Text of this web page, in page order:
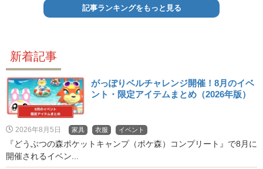
記事ランキングをもっと見る
新着記事
がっぽりベルチャレンジ開催！8月のイベ
ント・限定アイテムまとめ（2026年版）
2026年8月5日 家具 衣服 イベント
『どうぶつの森ポケットキャンプ（ポケ森）コンプリート』で8月に
開催されるイベン...